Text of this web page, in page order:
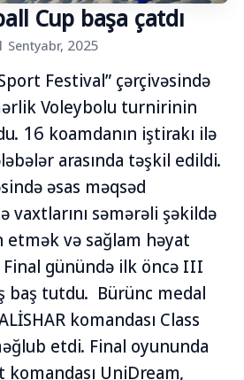
Cup başa çatdı
Sentyabr, 2025
Festival” çərçivəsində
Voleybolu turnirinin
16 koamdanın iştirakı ilə
arasında təşkil edildi.
əsas məqsəd
vaxtlarını səmərəli şəkildə
və sağlam həyat
günündə ilk öncə III
baş tutdu. Bürünc medal
komandası Class
etdi. Final oyununda
UniDream,